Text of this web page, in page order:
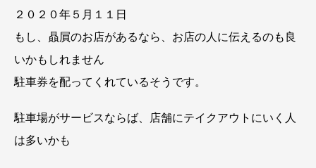
２０２０年５月１１日
もし、贔屓のお店があるなら、お店の人に伝えるのも良
いかもしれません
駐車券を配ってくれているそうです。
駐車場がサービスならば、店舗にテイクアウトにいく人
は多いかも